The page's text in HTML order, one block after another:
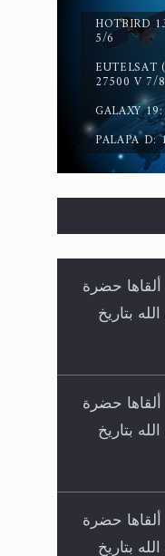
العكس
HOTBIRD
5/6
EUTELSAT
27500 V 7/8
GALAXY
PALAPA D:
حضرة
بتاريخ
حضرة
بتاريخ
حضرة
بتاريخ